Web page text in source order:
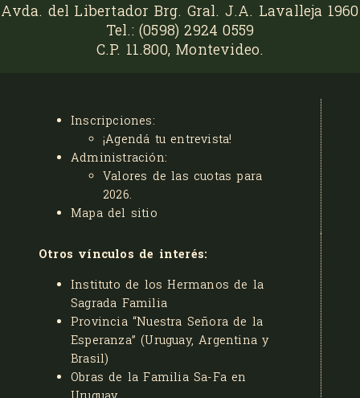
Avda. del Libertador Brg. Gral. J.A. Lavalleja 1960
Tel.: (0598) 2924 0559
C.P. 11.800, Montevideo.
Inscripciones:
¡Agendá tu entrevista!
Administración:
Valores de las cuotas para
2026
Mapa del sitio
Otros vínculos de interés:
Instituto de los Hermanos de la
Sagrada Familia
Provincia “Nuestra Señora de la
Esperanza” (Uruguay, Argentina y
Brasil)
Obras de la Familia Sa-Fa en